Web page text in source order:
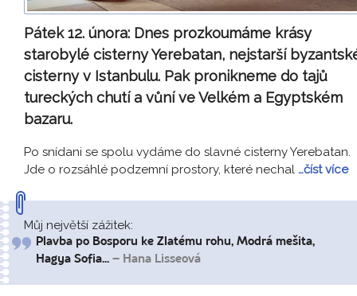
Pátek 12. února: Dnes prozkoumáme krásy
starobylé cisterny Yerebatan, nejstarší
cisterny v Istanbulu. Pak pronikneme do tajů
tureckých chutí a vůní ve Velkém a Egyptském
bazaru.
Po snídani se spolu vydáme do slavné cisterny Yerebatan.
Jde o rozsáhlé podzemní prostory, které nechal …číst více
Můj největší zážitek:
Plavba po Bosporu ke Zlatému rohu, Modrá mešita,
Hagya Sofia... – Hana Lisseová